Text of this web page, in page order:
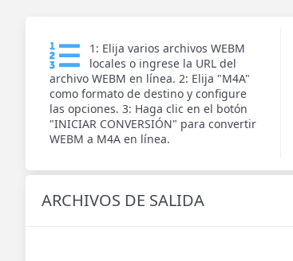
1: Elija varios archivos WEBM
locales o ingrese la URL del
archivo WEBM en línea. 2: Elija "M4A"
como formato de destino y configure
las opciones. 3: Haga clic en el botón
"INICIAR CONVERSIÓN" para convertir
WEBM a M4A en línea.
ARCHIVOS DE SALIDA